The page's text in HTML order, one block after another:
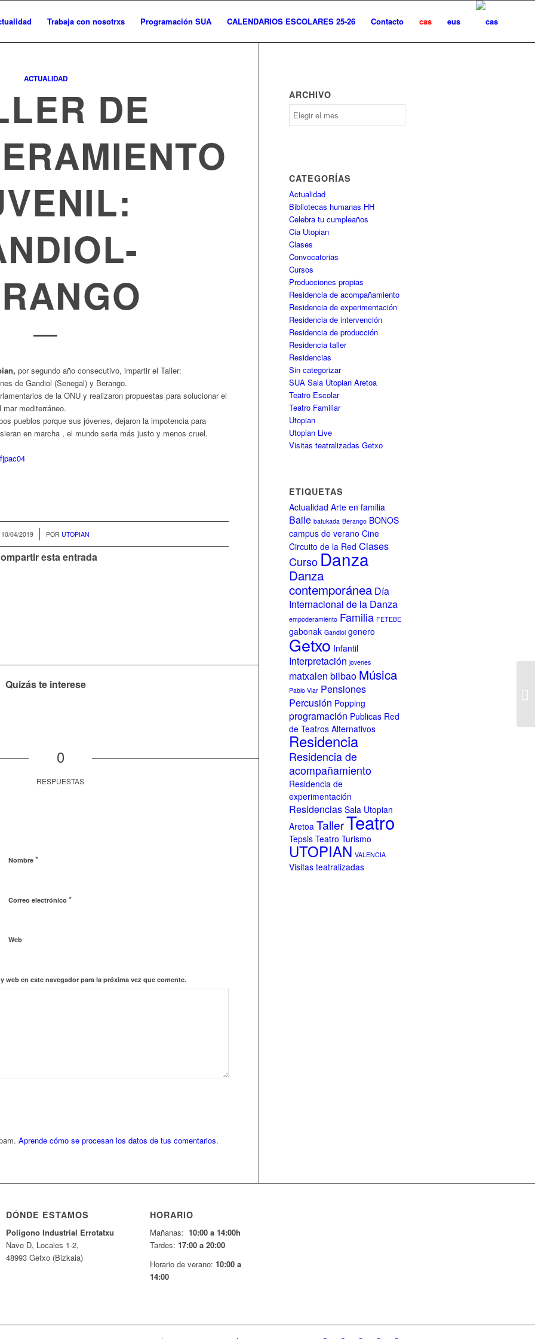
Trabaja con nosotrxs Programación SUA CALENDARIOS ESCOLARES 25-26 Contacto cas eus
ACTUALIDAD
DE
por segundo año consecutivo, impartir el Taller:
de Gandiol (Senegal) y Berango.
de la ONU y realizaron propuestas para solucionar el
mediterráneo.
pueblos porque sus jóvenes, dejaron la impotencia para
en marcha , el mundo seria más justo y menos cruel.
10/04/2019
/ PORUTOPIAN
esta entrada
Quizás te interese
0
RESPUESTAS
Nombre *
Correo electrónico *
Web
web en este navegador para la próxima vez que comente.
Aprende cómo se procesan los datos de tus comentarios.
ARCHIVO
CATEGORÍAS
Actualidad
Bibliotecas humanas HH
Celebra tu cumpleaños
Cia Utopian
Clases
Convocatorias
Cursos
Producciones propias
Residencia de acompañamiento
Residencia de experimentación
Residencia de intervención
Residencia de producción
Residencia taller
Residencias
Sin categorizar
SUA Sala Utopian Aretoa
Teatro Escolar
Teatro Familiar
Utopian
Utopian Live
Visitas teatralizadas Getxo
ETIQUETAS
Actualidad Arte en familia
Baile batukada Berango BONOS
campus de verano Cine
Circuito de la Red Clases
Curso Danza
Danza
contemporánea Día
Internacional de la Danza
empoderamiento Familia FETEBE
gabonak Gandiol genero
Getxo Infantil
Interpretación jovenes
matxalen bilbao Música
Pablo Viar Pensiones
Percusión Popping
programación Publicas Red
de Teatros Alternativos
Residencia
Residencia de
acompañamiento
Residencia de
experimentación
Residencias Sala Utopian
Aretoa TallerTeatro
Tepsis Teatro Turismo
UTOPIAN VALENCIA
Visitas teatralizadas
DÓNDE ESTAMOS
Polígono Industrial Errotatxu
Nave D, Locales 1-2,
48993 Getxo (Bizkaia)
HORARIO
Mañanas: 10:00 a 14:00h
Tardes: 17:00 a 20:00
Horario de verano: 10:00 a
14:00